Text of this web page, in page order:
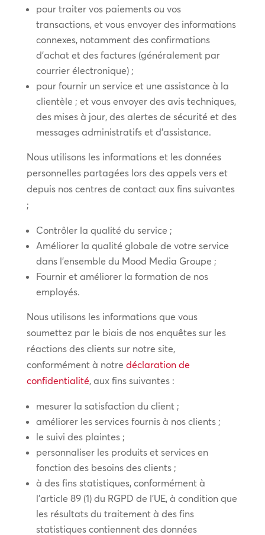
pour traiter vos paiements ou vos
transactions, et vous envoyer des informations
connexes, notamment des confirmations
d’achat et des factures (généralement par
courrier électronique) ;
pour fournir un service et une assistance à la
clientèle ; et vous envoyer des avis techniques,
des mises à jour, des alertes de sécurité et des
messages administratifs et d’assistance.
Nous utilisons les informations et les données
personnelles partagées lors des appels vers et
depuis nos centres de contact aux fins suivantes
;
Contrôler la qualité du service ;
Améliorer la qualité globale de votre service
dans l’ensemble du Mood Media Groupe ;
Fournir et améliorer la formation de nos
employés.
Nous utilisons les informations que vous
soumettez par le biais de nos enquêtes sur les
réactions des clients sur notre site,
conformément à notre déclaration de
confidentialité, aux fins suivantes :
mesurer la satisfaction du client ;
améliorer les services fournis à nos clients ;
le suivi des plaintes ;
personnaliser les produits et services en
fonction des besoins des clients ;
à des fins statistiques, conformément à
l’article 89 (1) du RGPD de l’UE, à condition que
les résultats du traitement à des fins
statistiques contiennent des données